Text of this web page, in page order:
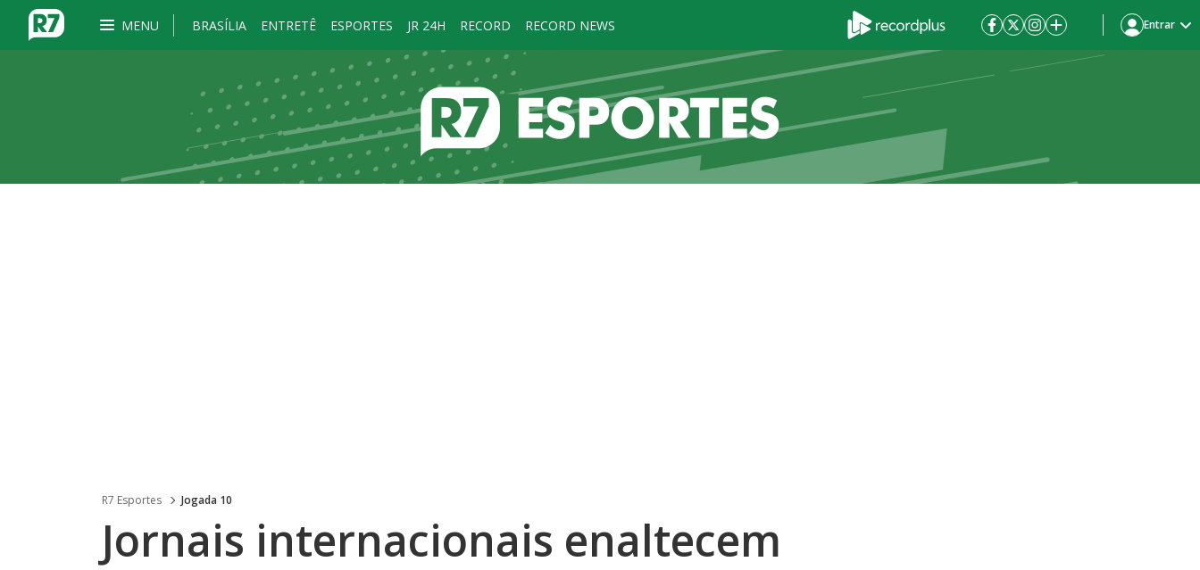
MENU BRASÍLIA ENTRETÊ ESPORTES JR 24H RECORD RECORD NEWS Entrar
R7 Esportes Jogada 10
Jornais internacionais enaltecem